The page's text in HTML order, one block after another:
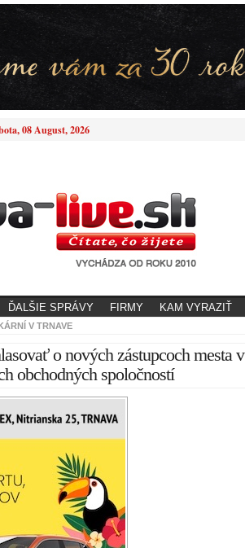
08 August, 2026
ĎALŠIE SPRÁVY FIRMY KAM VYRAZIŤ
V TRNAVE
o nových zástupcoch mesta v
obchodných spoločností